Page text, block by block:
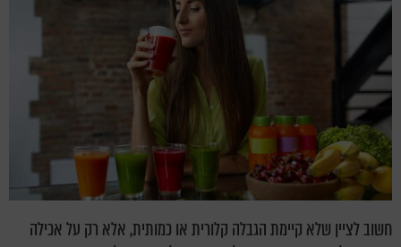
חשוב לציין שלא קיימת הגבלה קלורית או כמותית, אלא רק על אכילה